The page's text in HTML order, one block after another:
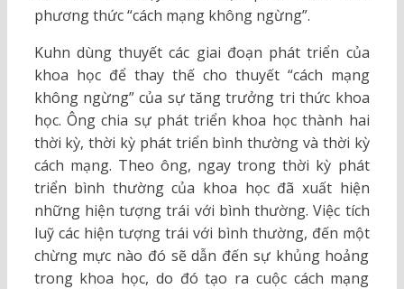
phương thức “cách mạng không ngừng”.
Kuhn dùng thuyết các giai đoạn phát triển của
khoa học để thay thế cho thuyết “cách mạng
không ngừng” của sự tăng trưởng tri thức khoa
học. Ông chia sự phát triển khoa học thành hai
thời kỳ, thời kỳ phát triển bình thường và thời kỳ
cách mạng. Theo ông, ngay trong thời kỳ phát
triển bình thường của khoa học đã xuất hiện
những hiện tượng trái với bình thường. Việc tích
luỹ các hiện tượng trái với bình thường, đến một
chừng mực nào đó sẽ dẫn đến sự khủng hoảng
trong khoa học, do đó tạo ra cuộc cách mạng